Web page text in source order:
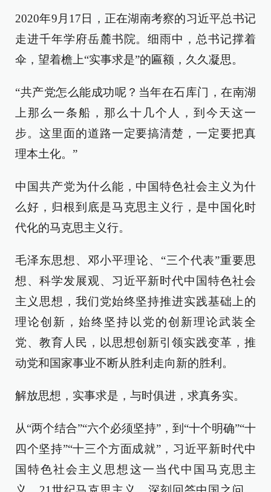
2020年9月17日，正在湖南考察的习近平总书记
走进千年学府岳麓书院。细雨中，总书记撑着
伞，望着檐上“实事求是”的匾额，久久凝思。
“共产党怎么能成功呢？当年在石库门，在南湖
上那么一条船，那么十几个人，到今天这一
步。这里面的道路一定要搞清楚，一定要把真
理本土化。”
中国共产党为什么能，中国特色社会主义为什
么好，归根到底是马克思主义行，是中国化时
代化的马克思主义行。
毛泽东思想、邓小平理论、“三个代表”重要思
想、科学发展观、习近平新时代中国特色社会
主义思想，我们党始终坚持推进实践基础上的
理论创新，始终坚持以党的创新理论武装全
党、教育人民，以思想创新引领实践变革，推
动党和国家事业不断从胜利走向新的胜利。
解放思想，实事求是，与时俱进，求真务实。
从“两个结合”“六个必须坚持”，到“十个明确”“十
四个坚持”“十三个方面成就”，习近平新时代中
国特色社会主义思想这一当代中国马克思主